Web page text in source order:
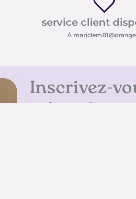
service client
À
Inscrivez-
Inscrivez-vous à notre